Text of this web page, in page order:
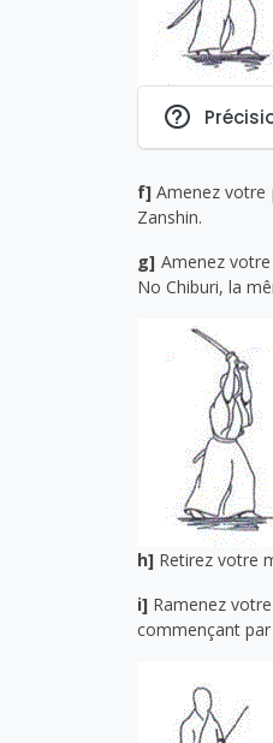
f] Amenez votre
Zanshin.
g] Amenez
No Chiburi, la
h] Retirez votre
i] Ramenez
commençant